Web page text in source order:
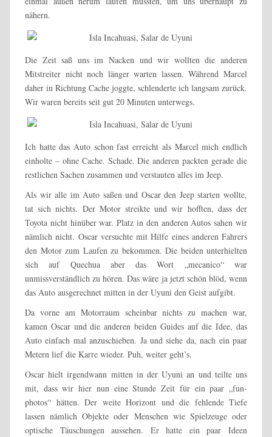
nähern.
Die Zeit saß uns im Nacken und wir wollten die anderen
Mitstreiter nicht noch länger warten lassen. Während Marcel
daher in Richtung Cache joggte, schlenderte ich langsam zurück.
Wir waren bereits seit gut 20 Minuten unterwegs.
Ich hatte das Auto schon fast erreicht als Marcel mich endlich
einholte – ohne Cache. Schade. Die anderen packten gerade die
restlichen Sachen zusammen und verstauten alles im Jeep.
Als wir alle im Auto saßen und Oscar den Jeep starten wollte,
tat sich nichts. Der Motor streikte und wir hofften, dass der
Toyota nicht hinüber war. Platz in den anderen Autos sahen wir
nämlich nicht. Oscar versuchte mit Hilfe eines anderen Fahrers
den Motor zum Laufen zu bekommen. Die beiden unterhielten
sich auf Quechua aber das Wort „mecanico“ war
unmissverständlich zu hören. Das wäre ja jetzt schön blöd, wenn
das Auto ausgerechnet mitten in der Uyuni den Geist aufgibt.
Da vorne am Motorraum scheinbar nichts zu machen war,
kamen Oscar und die anderen beiden Guides auf die Idee, das
Auto einfach mal anzuschieben. Ja und siehe da, nach ein paar
Metern lief die Karre wieder. Puh, weiter geht’s.
Oscar hielt irgendwann mitten in der Uyuni an und teilte uns
mit, dass wir hier nun eine Stunde Zeit für ein paar „fun-
photos“ hätten. Der weite Horizont und die fehlende Tiefe
lassen nämlich Objekte oder Menschen wie Spielzeuge oder
optische Täuschungen aussehen. Er hatte ein paar Ideen